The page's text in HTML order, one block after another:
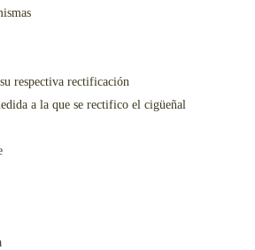
respectiva rectificación
a la que se rectifico el cigüeñal